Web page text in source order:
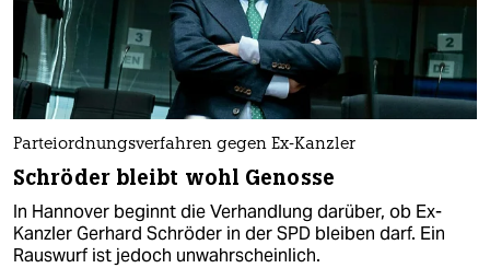
Parteiordnungsverfahren gegen Ex-Kanzler
Schröder bleibt wohl Genosse
In Hannover beginnt die Verhandlung darüber, ob Ex-
Kanzler Gerhard Schröder in der SPD bleiben darf. Ein
Rauswurf ist jedoch unwahrscheinlich.